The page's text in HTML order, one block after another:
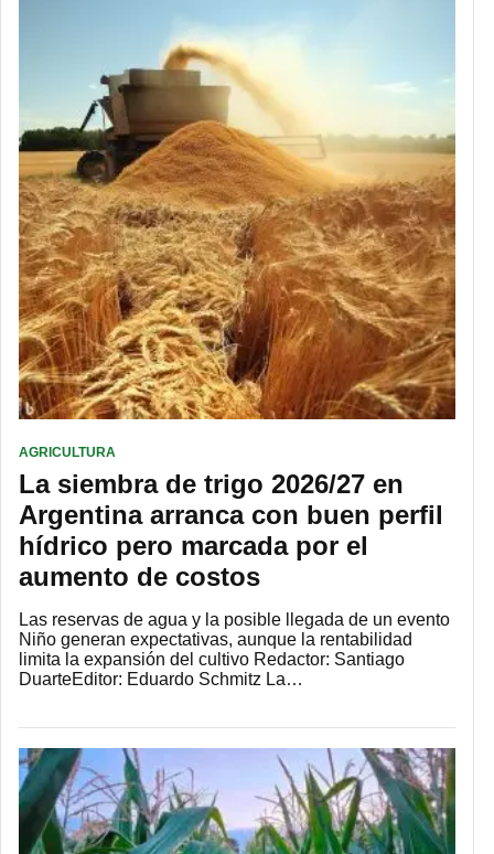
AGRICULTURA
La siembra de trigo 2026/27 en
Argentina arranca con buen perfil
hídrico pero marcada por el
aumento de costos
Las reservas de agua y la posible llegada de un evento
Niño generan expectativas, aunque la rentabilidad
limita la expansión del cultivo Redactor: Santiago
DuarteEditor: Eduardo Schmitz La…